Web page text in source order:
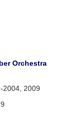
Orchestra
2004, 2009